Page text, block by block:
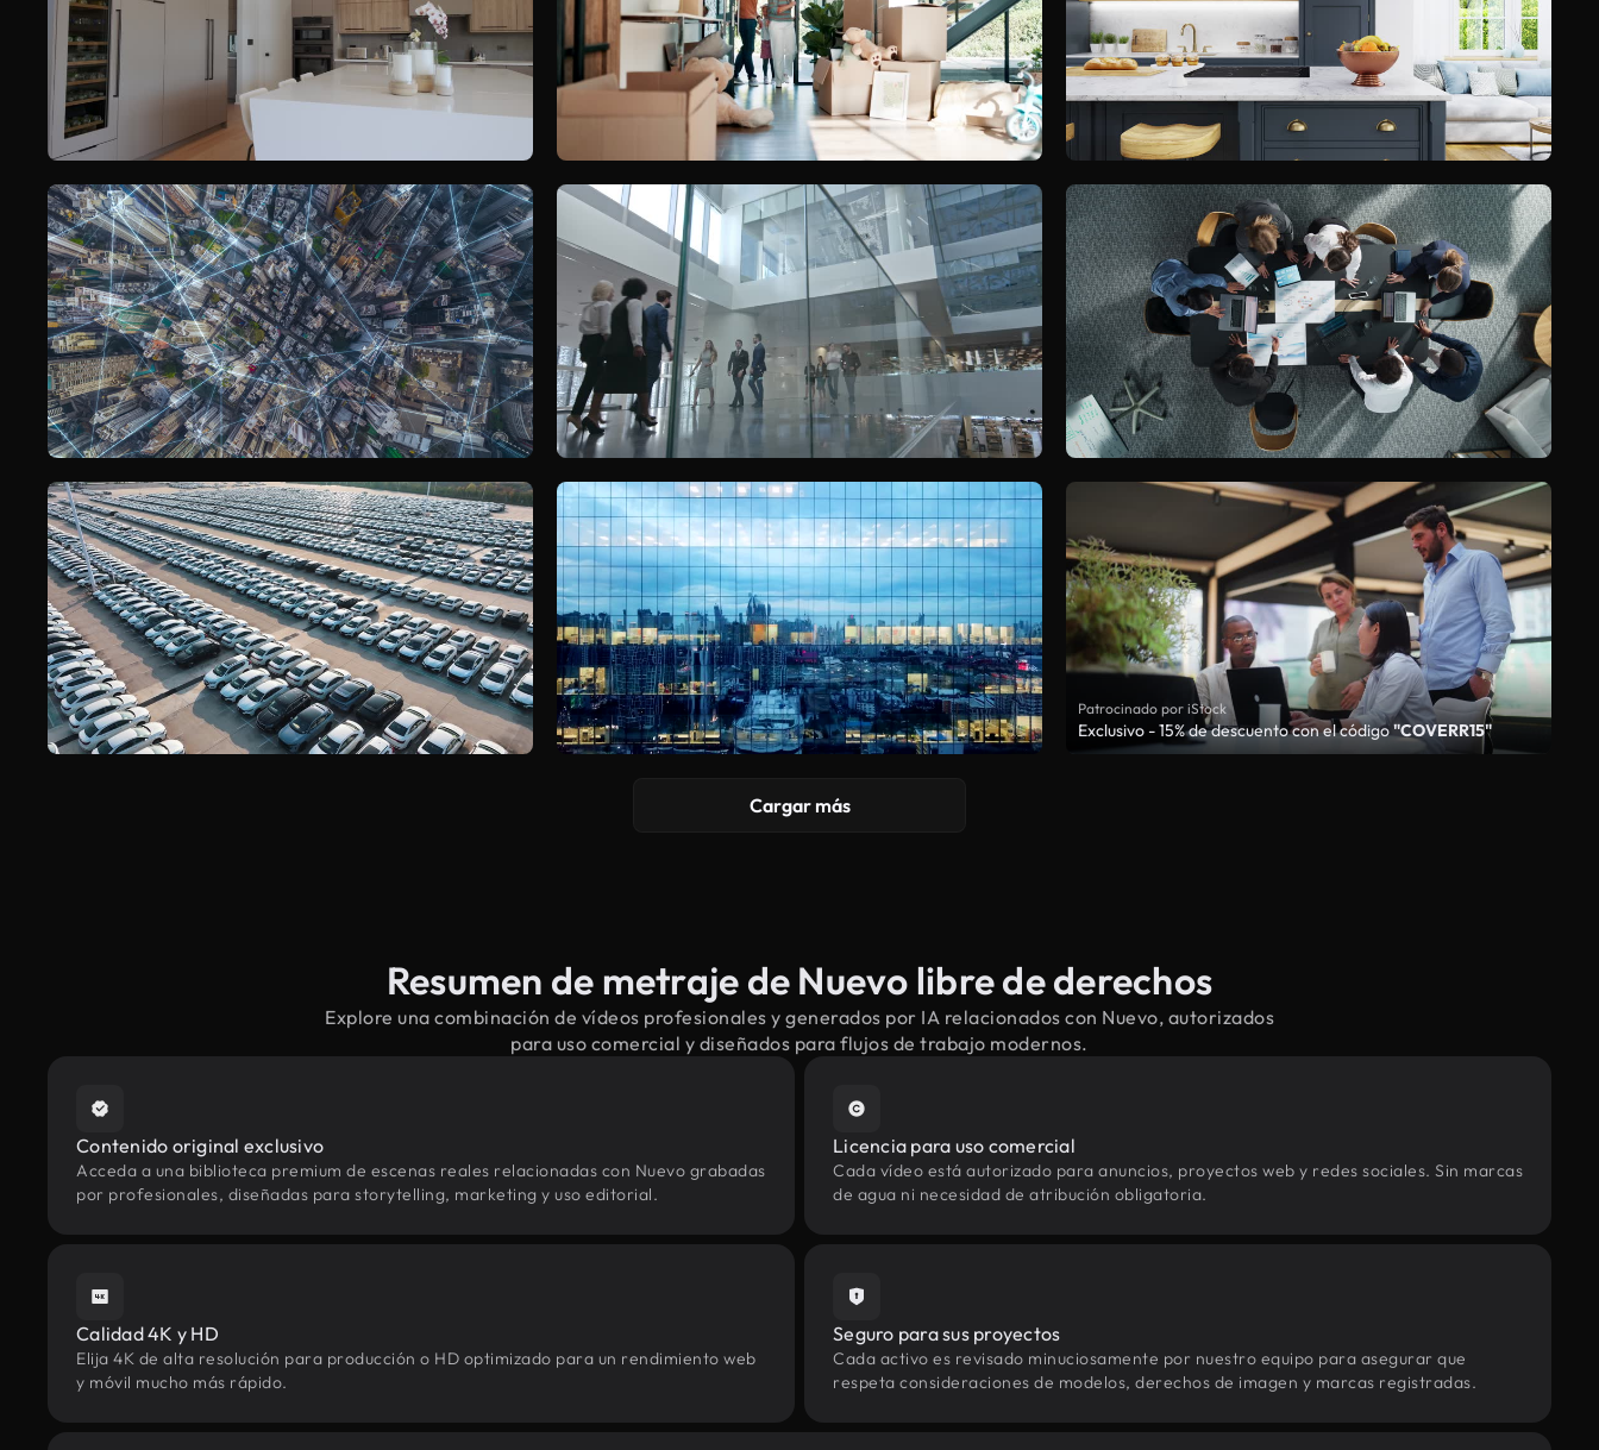
Patrocinado por iStock
Exclusivo - 15% de descuento con el código"COVERR15"
Cargar más
Resumen de metraje de Nuevo libre de derechos
Explore una combinación de vídeos profesionales y generados por IA relacionados con Nuevo, autorizados
para uso comercial y diseñados para flujos de trabajo modernos.
Contenido original exclusivo
Acceda a una biblioteca premium de escenas reales relacionadas con Nuevo grabadas
por profesionales, diseñadas para storytelling, marketing y uso editorial.
Licencia para uso comercial
Cada vídeo está autorizado para anuncios, proyectos web y redes sociales. Sin marcas
de agua ni necesidad de atribución obligatoria.
Calidad 4K y HD
Elija 4K de alta resolución para producción o HD optimizado para un rendimiento web
y móvil mucho más rápido.
Seguro para sus proyectos
Cada activo es revisado minuciosamente por nuestro equipo para asegurar que
respeta consideraciones de modelos, derechos de imagen y marcas registradas.